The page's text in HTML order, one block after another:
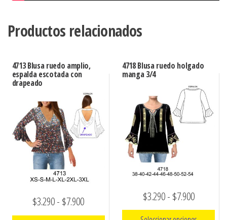
Productos relacionados
4713 Blusa ruedo amplio,
espalda escotada con
drapeado
$3.290- $7.900Rango
4718 Blusa ruedo holgado
manga 3/4
$3.290- $7.900Rango
de